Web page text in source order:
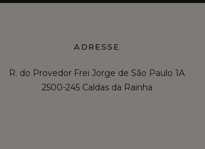
ADRESSE
R. do Provedor Frei Jorge de São Paulo 1A
2500-245 Caldas da Rainha